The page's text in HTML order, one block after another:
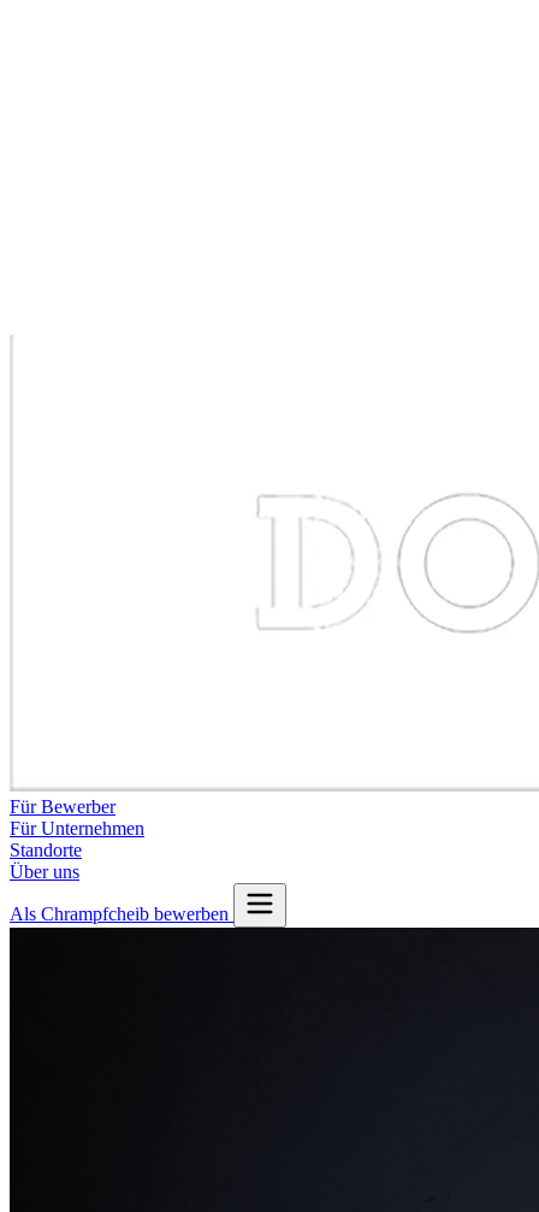
Für Bewerber
Für Unternehmen
Standorte
Über uns
Als Chrampfcheib bewerben